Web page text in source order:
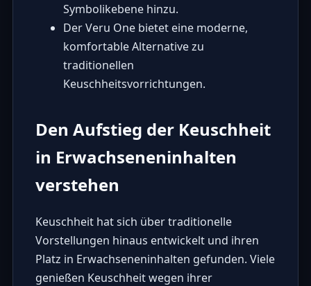
Symbolikebene hinzu.
Der Veru One bietet eine moderne,
komfortable Alternative zu
traditionellen
Keuschheitsvorrichtungen.
Den Aufstieg der Keuschheit
in Erwachseneninhalten
verstehen
Keuschheit hat sich über traditionelle
Vorstellungen hinaus entwickelt und ihren
Platz in Erwachseneninhalten gefunden. Viele
genießen Keuschheit wegen ihrer